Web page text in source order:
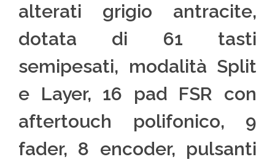
alterati grigio antracite,
dotata di 61 tasti
semipesati, modalità Split
e Layer, 16 pad FSR con
aftertouch polifonico, 9
fader, 8 encoder, pulsanti